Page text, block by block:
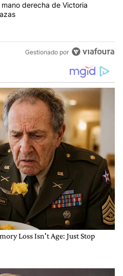
título "Pidieron echar a la mano
derecha de Victoria
Gestionado por